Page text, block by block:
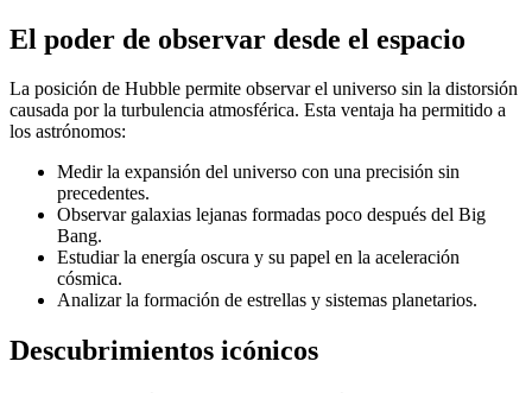
El poder de observar desde el espacio
La posición de Hubble permite observar el universo sin la distorsión
causada por la turbulencia atmosférica. Esta ventaja ha permitido a
los astrónomos:
Medir la expansión del universo con una precisión sin
precedentes.
Observar galaxias lejanas formadas poco después del Big
Bang.
Estudiar la energía oscura y su papel en la aceleración
cósmica.
Analizar la formación de estrellas y sistemas planetarios.
Descubrimientos icónicos